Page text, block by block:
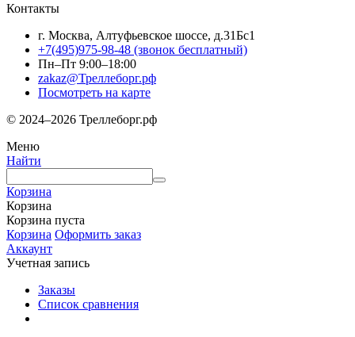
Контакты
г. Москва, Алтуфьевское шоссе, д.31Бс1
+7(495)975-98-48 (звонок бесплатный)
Пн–Пт 9:00–18:00
zakaz@Треллеборг.рф
Посмотреть на карте
© 2024–2026 Треллеборг.рф
Меню
Найти
Корзина
Корзина
Корзина пуста
Корзина Оформить заказ
Аккаунт
Учетная запись
Заказы
Список сравнения